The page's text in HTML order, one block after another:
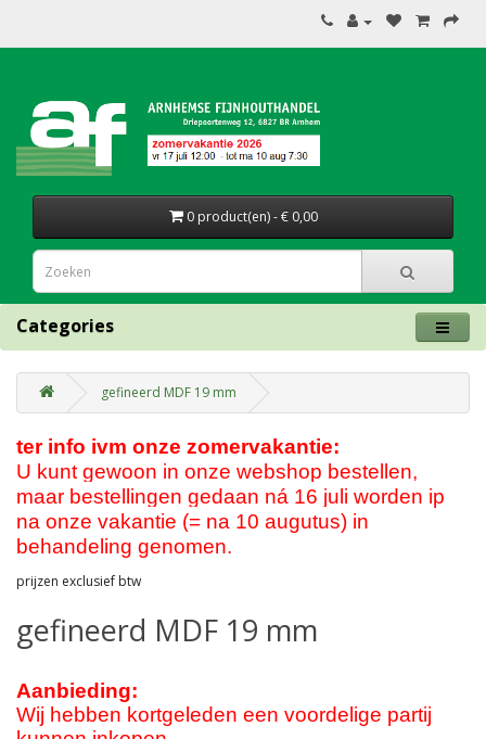
0 product(en) - € 0,00
Categories
gefineerd MDF 19 mm
ter info ivm onze zomervakantie:
U kunt gewoon in onze webshop bestellen,
maar bestellingen gedaan ná 16 juli worden ip
na onze vakantie (= na 10 augutus) in
behandeling genomen.
prijzen exclusief btw
gefineerd MDF 19 mm
Aanbieding:
Wij hebben kortgeleden een voordelige partij